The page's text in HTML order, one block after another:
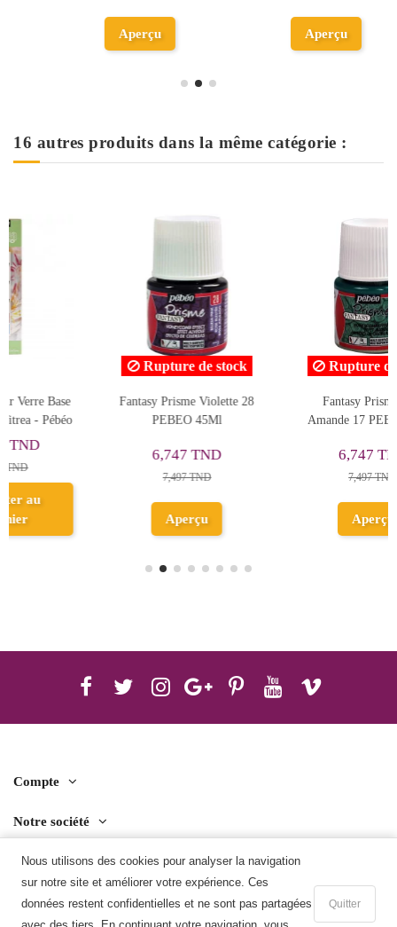
Nous utilisons des cookies pour analyser la navigation
sur notre site et améliorer votre expérience. Ces
données restent confidentielles et ne sont pas partagées
Quitter
Aperçu Aperçu
16 autres produits dans la même catégorie :
Rupture de stock
Fantasy Prisme Vert
Amande 17 PEBEO 45Ml
6,747 TND
Peinture Sur Verre Base
Solvant Vitrail, Bleu Indigo
Ajouter au
Compte
Notre société
Contact us
Télécharger l'application mobile